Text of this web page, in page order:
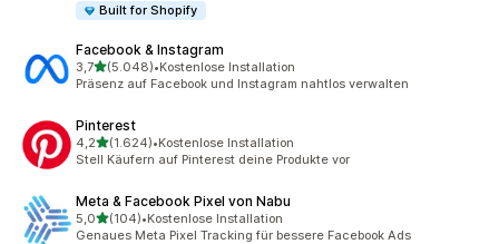
Built for Shopify
Facebook & Instagram
3,7von 5 Sternen
(5.048)
5048 Rezensionen insgesamt
•Kostenlose Installation
Präsenz auf Facebook und Instagram nahtlos verwalten
Pinterest
4,2von 5 Sternen
(1.624)
1624 Rezensionen insgesamt
•Kostenlose Installation
Stell Käufern auf Pinterest deine Produkte vor
Meta & Facebook Pixel von Nabu
5,0von 5 Sternen
(104)
104 Rezensionen insgesamt
•Kostenlose Installation
Genaues Meta Pixel Tracking für bessere Facebook Ads